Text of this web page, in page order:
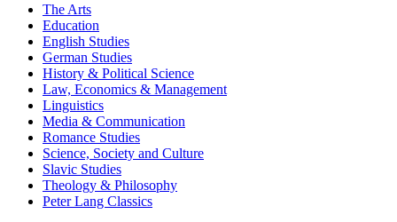
The Arts
Education
English Studies
German Studies
History & Political Science
Law, Economics & Management
Linguistics
Media & Communication
Romance Studies
Science, Society and Culture
Slavic Studies
Theology & Philosophy
Peter Lang Classics